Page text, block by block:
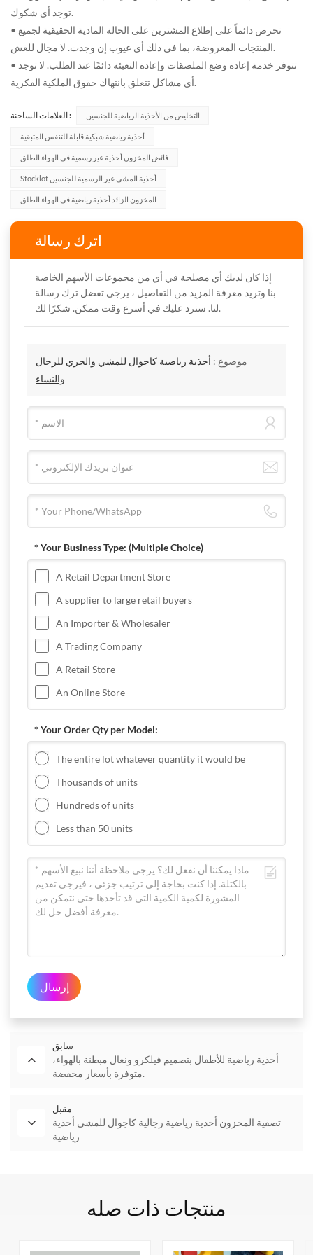
توجد أي شكوك.
• نحرص دائماً على إطلاع المشترين على الحالة المادية الحقيقية لجميع
المنتجات المعروضة، بما في ذلك أي عيوب إن وجدت. لا مجال للغش.
• تتوفر خدمة إعادة وضع الملصقات وإعادة التعبئة دائمًا عند الطلب. لا توجد
أي مشاكل تتعلق بانتهاك حقوق الملكية الفكرية.
العلامات الساخنة : التخليص من الأحذية الرياضية للجنسين
أحذية رياضية شبكية قابلة للتنفس المتبقية
فائض المخزون أحذية غير رسمية في الهواء الطلق
Stocklot أحذية المشي غير الرسمية للجنسين
المخزون الزائد أحذية رياضية في الهواء الطلق
اترك رسالة
إذا كان لديك أي مصلحة في أي من مجموعات الأسهم الخاصة
بنا وتريد معرفة المزيد من التفاصيل ، يرجى تفضل ترك رسالة
لنا. سنرد عليك في أسرع وقت ممكن. شكرًا لك.
موضوع : أحذية رياضية كاجوال للمشي والجري للرجال
والنساء
* Your Business Type: (Multiple Choice)
A Retail Department Store
A supplier to large retail buyers
An Importer & Wholesaler
A Trading Company
A Retail Store
An Online Store
* Your Order Qty per Model:
The entire lot whatever quantity it would be
Thousands of units
Hundreds of units
Less than 50 units
إرسال
سابق
أحذية رياضية للأطفال بتصميم فيلكرو ونعال مبطنة بالهواء،
متوفرة بأسعار مخفضة.
مقبل
تصفية المخزون أحذية رياضية رجالية كاجوال للمشي أحذية
رياضية
منتجات ذات صله